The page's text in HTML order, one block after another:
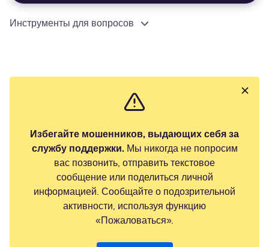
Инструменты для вопросов
Избегайте мошенников, выдающих себя за
службу поддержки.Мы никогда не попросим
вас позвонить, отправить текстовое
сообщение или поделиться личной
информацией. Сообщайте о подозрительной
активности, используя функцию
«Пожаловаться».